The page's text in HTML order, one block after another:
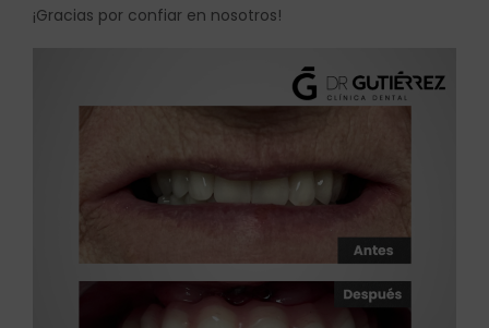
¡Gracias por confiar en nosotros!